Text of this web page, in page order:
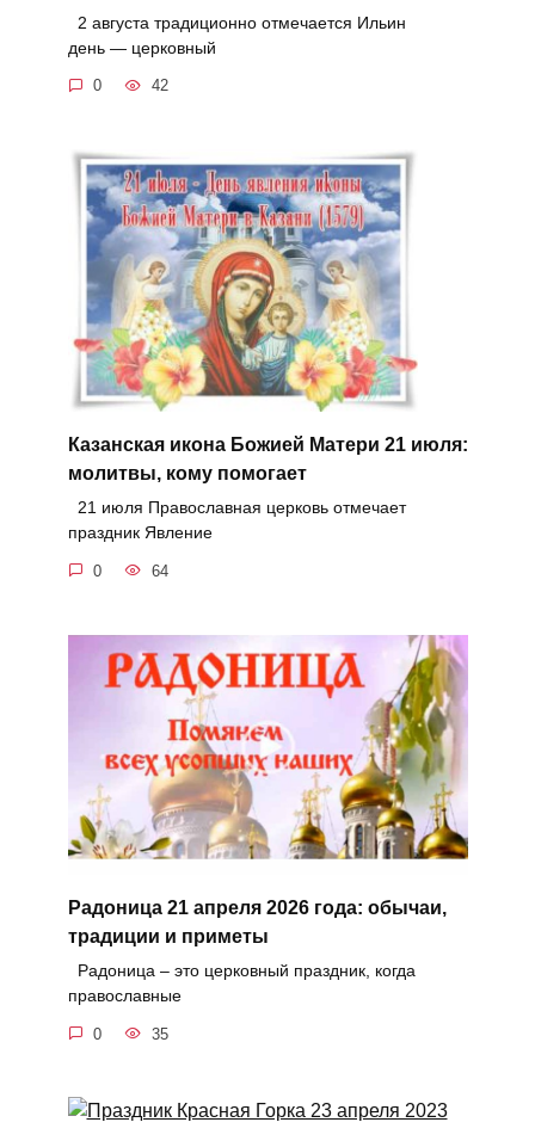
2 августа традиционно отмечается Ильин
день — церковный
0 42
Казанская икона Божией Матери 21 июля:
молитвы, кому помогает
21 июля Православная церковь отмечает
праздник Явление
0 64
Радоница 21 апреля 2026 года: обычаи,
традиции и приметы
Радоница – это церковный праздник, когда
православные
0 35